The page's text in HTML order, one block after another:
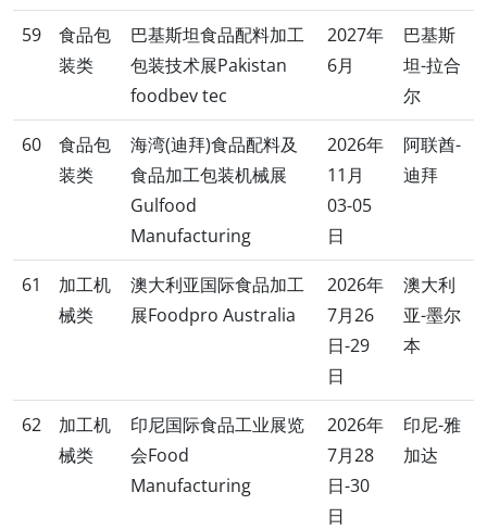
59
食品包
装类
巴基斯坦食品配料加工
包装技术展Pakistan
foodbev tec
2027年
6月
巴基斯
坦-拉合
尔
60
食品包
装类
海湾(迪拜)食品配料及
食品加工包装机械展
Gulfood
Manufacturing
2026年
11月
03-05
日
阿联酋-
迪拜
61
加工机
械类
澳大利亚国际食品加工
展Foodpro Australia
2026年
7月26
日-29
日
澳大利
亚-墨尔
本
62
加工机
械类
印尼国际食品工业展览
会Food
Manufacturing
2026年
7月28
日-30
日
印尼-雅
加达